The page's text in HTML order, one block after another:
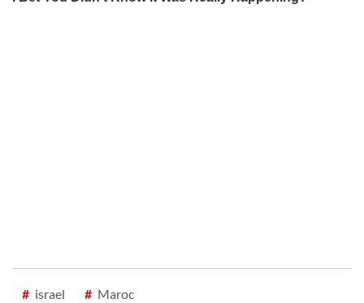
# israel # Maroc